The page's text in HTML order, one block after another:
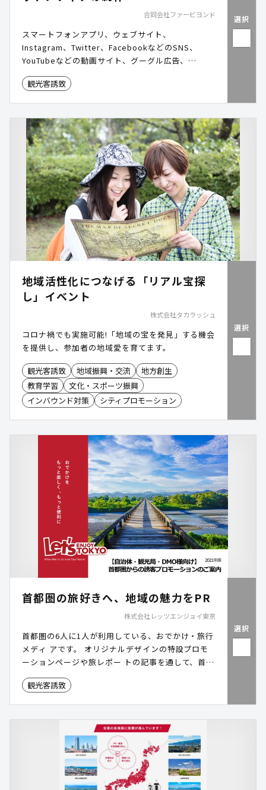
合同会社ファービヨンド
スマートフォンアプリ、ウェブサイト、
Instagram、Twitter、FacebookなどのSNS、
YouTubeなどの動画サイト、グーグル広告、
Facebook広告などを最大限に活用し観光客に土地
の魅力をアピールし誘致を促します。
観光客誘致
選択
地域活性化につなげる「リアル宝探
し」イベント
株式会社タカラッシュ
コロナ禍でも実施可能!「地域の宝を発見」する機会
を提供し、参加者の地域愛を育てます。
観光客誘致 地域振興・交流
地方創生
教育学習
文化・スポーツ振興
インバウンド対策
シティプロモーション
選択
首都圏の旅好きへ、地域の魅力をPR
株式会社レッツエンジョイ東京
首都圏の6人に1人が利用している、おでかけ・旅行
メディ アです。 オリジナルデザインの特設プロモ
ーションページや旅レポー トの記事を通して、首都
圏のターゲット層が地域の魅力を深 く理解し、来訪
意欲を高めてもらうお手伝いをします。
観光客誘致
選択